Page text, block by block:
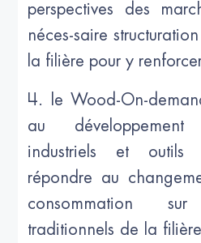
perspectives des
néces-saire
la filière pour y
4. le Wood-On-
au
industriels et outils
répondre au
consommation
traditionnels de la